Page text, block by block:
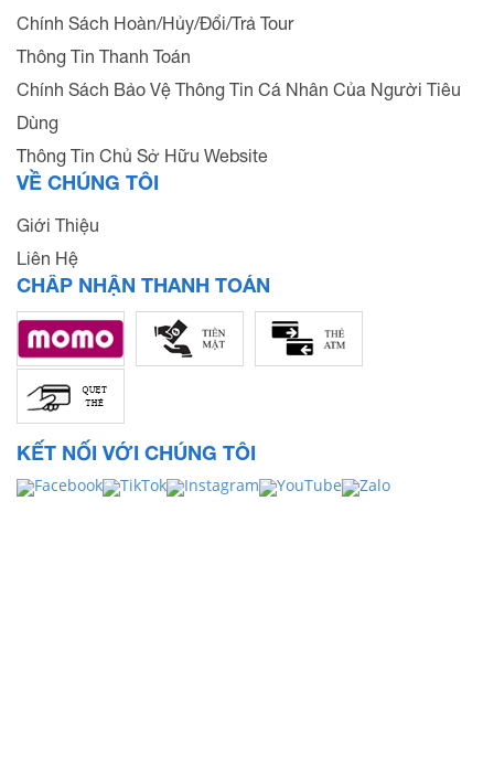
Chính Sách Hoàn/Hủy/Đổi/Trả Tour
Thông Tin Thanh Toán
Chính Sách Bảo Vệ Thông Tin Cá Nhân Của Người Tiêu
Dùng
Thông Tin Chủ Sở Hữu Website
VỀ CHÚNG TÔI
Giới Thiệu
Liên Hệ
CHẤP NHẬN THANH TOÁN
KẾT NỐI VỚI CHÚNG TÔI